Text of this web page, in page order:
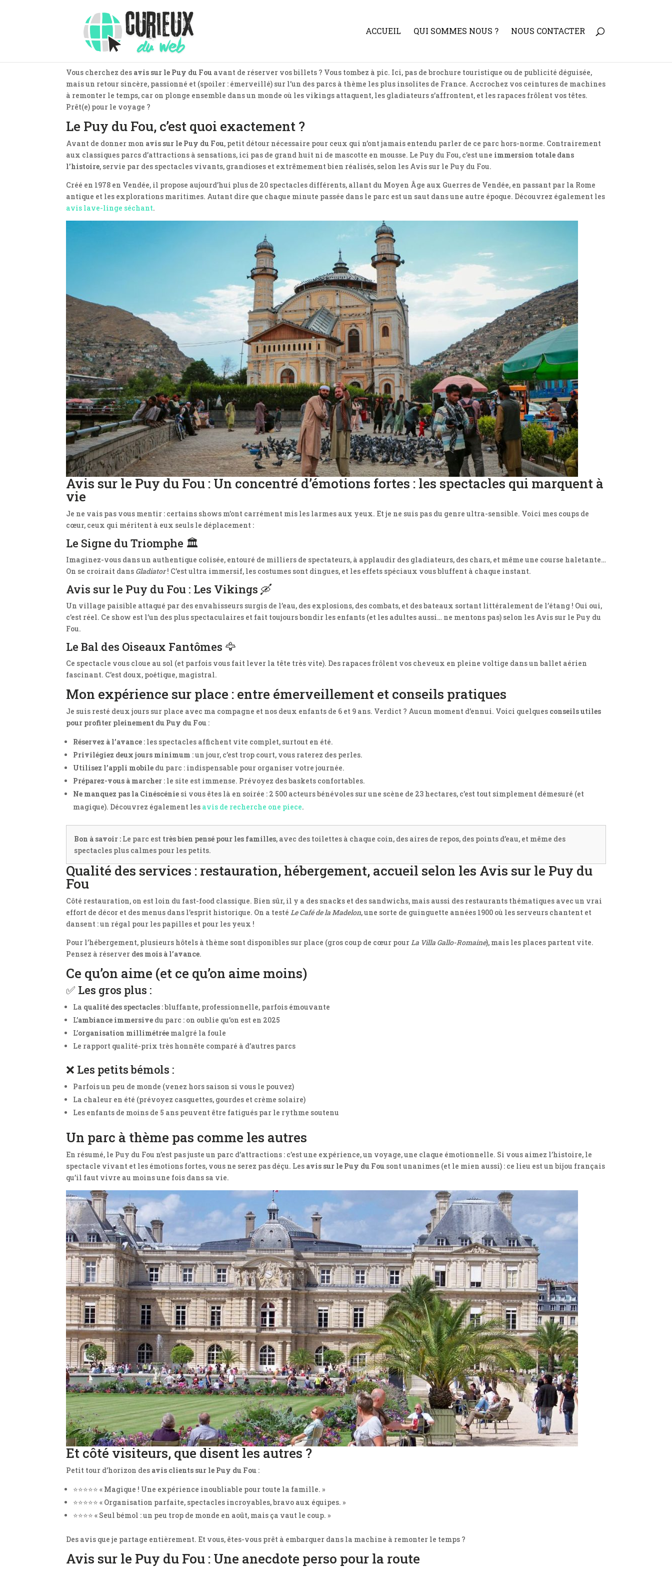
ACCUEIL QUI SOMMES NOUS ? NOUS CONTACTER
Vous cherchez des avis sur le Puy du Fou avant de réserver vos billets ? Vous tombez à pic. Ici, pas de brochure touristique ou de publicité déguisée,
mais un retour sincère, passionné et (spoiler : émerveillé) sur l’un des parcs à thème les plus insolites de France. Accrochez vos ceintures de machines
à remonter le temps, car on plonge ensemble dans un monde où les vikings attaquent, les gladiateurs s’affrontent, et les rapaces frôlent vos têtes.
Prêt(e) pour le voyage ?
Le Puy du Fou, c’est quoi exactement ?
Avant de donner mon avis sur le Puy du Fou, petit détour nécessaire pour ceux qui n’ont jamais entendu parler de ce parc hors-norme. Contrairement
aux classiques parcs d’attractions à sensations, ici pas de grand huit ni de mascotte en mousse. Le Puy du Fou, c’est une immersion totale dans
l’histoire, servie par des spectacles vivants, grandioses et extrêmement bien réalisés, selon les Avis sur le Puy du Fou.
Créé en 1978 en Vendée, il propose aujourd’hui plus de 20 spectacles différents, allant du Moyen Âge aux Guerres de Vendée, en passant par la Rome
antique et les explorations maritimes. Autant dire que chaque minute passée dans le parc est un saut dans une autre époque. Découvrez également les
avis lave-linge séchant.
Avis sur le Puy du Fou : Un concentré d’émotions fortes : les spectacles qui marquent à
vie
Je ne vais pas vous mentir : certains shows m’ont carrément mis les larmes aux yeux. Et je ne suis pas du genre ultra-sensible. Voici mes coups de
cœur, ceux qui méritent à eux seuls le déplacement :
Le Signe du Triomphe 🏛️
Imaginez-vous dans un authentique colisée, entouré de milliers de spectateurs, à applaudir des gladiateurs, des chars, et même une course haletante…
On se croirait dans Gladiator! C’est ultra immersif, les costumes sont dingues, et les effets spéciaux vous bluffent à chaque instant.
Avis sur le Puy du Fou : Les Vikings 🛶
Un village paisible attaqué par des envahisseurs surgis de l’eau, des explosions, des combats, et des bateaux sortant littéralement de l’étang ! Oui oui,
c’est réel. Ce show est l’un des plus spectaculaires et fait toujours bondir les enfants (et les adultes aussi… ne mentons pas) selon les Avis sur le Puy du
Fou.
Le Bal des Oiseaux Fantômes 🦅
Ce spectacle vous cloue au sol (et parfois vous fait lever la tête très vite). Des rapaces frôlent vos cheveux en pleine voltige dans un ballet aérien
fascinant. C’est doux, poétique, magistral.
Mon expérience sur place : entre émerveillement et conseils pratiques
Je suis resté deux jours sur place avec ma compagne et nos deux enfants de 6 et 9 ans. Verdict ? Aucun moment d’ennui. Voici quelques conseils utiles
pour profiter pleinement du Puy du Fou :
Réservez à l’avance : les spectacles affichent vite complet, surtout en été.
Privilégiez deux jours minimum : un jour, c’est trop court, vous raterez des perles.
Utilisez l’appli mobile du parc : indispensable pour organiser votre journée.
Préparez-vous à marcher : le site est immense. Prévoyez des baskets confortables.
Ne manquez pas la Cinéscénie si vous êtes là en soirée : 2 500 acteurs bénévoles sur une scène de 23 hectares, c’est tout simplement démesuré (et
magique). Découvrez également les avis de recherche one piece.
Bon à savoir : Le parc est très bien pensé pour les familles, avec des toilettes à chaque coin, des aires de repos, des points d’eau, et même des
spectacles plus calmes pour les petits.
Qualité des services : restauration, hébergement, accueil selon les Avis sur le Puy du
Fou
Côté restauration, on est loin du fast-food classique. Bien sûr, il y a des snacks et des sandwichs, mais aussi des restaurants thématiques avec un vrai
effort de décor et des menus dans l’esprit historique. On a testé Le Café de la Madelon, une sorte de guinguette années 1900 où les serveurs chantent et
dansent : un régal pour les papilles et pour les yeux !
Pour l’hébergement, plusieurs hôtels à thème sont disponibles sur place (gros coup de cœur pourLa Villa Gallo-Romaine), mais les places partent vite.
Pensez à réserver des mois à l’avance.
Ce qu’on aime (et ce qu’on aime moins)
✅ Les gros plus :
La qualité des spectacles : bluffante, professionnelle, parfois émouvante
L’ambiance immersive du parc : on oublie qu’on est en 2025
L’organisation millimétrée malgré la foule
Le rapport qualité-prix très honnête comparé à d’autres parcs
❌ Les petits bémols :
Parfois un peu de monde (venez hors saison si vous le pouvez)
La chaleur en été (prévoyez casquettes, gourdes et crème solaire)
Les enfants de moins de 5 ans peuvent être fatigués par le rythme soutenu
Un parc à thème pas comme les autres
En résumé, le Puy du Fou n’est pas juste un parc d’attractions : c’est une expérience, un voyage, une claque émotionnelle. Si vous aimez l’histoire, le
spectacle vivant et les émotions fortes, vous ne serez pas déçu. Les avis sur le Puy du Fou sont unanimes (et le mien aussi) : ce lieu est un bijou français
qu’il faut vivre au moins une fois dans sa vie.
Et côté visiteurs, que disent les autres ?
Petit tour d’horizon des avis clients sur le Puy du Fou :
⭐️⭐️⭐️⭐️⭐️ « Magique ! Une expérience inoubliable pour toute la famille. »
⭐️⭐️⭐️⭐️⭐️ « Organisation parfaite, spectacles incroyables, bravo aux équipes. »
⭐️⭐️⭐️⭐️ « Seul bémol : un peu trop de monde en août, mais ça vaut le coup. »
Des avis que je partage entièrement. Et vous, êtes-vous prêt à embarquer dans la machine à remonter le temps ?
Avis sur le Puy du Fou : Une anecdote perso pour la route